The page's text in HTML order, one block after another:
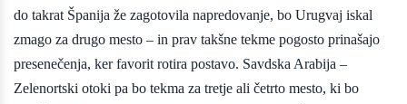
do takrat Španija že zagotovila napredovanje, bo Urugvaj iskal
zmago za drugo mesto – in prav takšne tekme pogosto prinašajo
presenečenja, ker favorit rotira postavo. Savdska Arabija –
Zelenortski otoki pa bo tekma za tretje ali četrto mesto, ki bo